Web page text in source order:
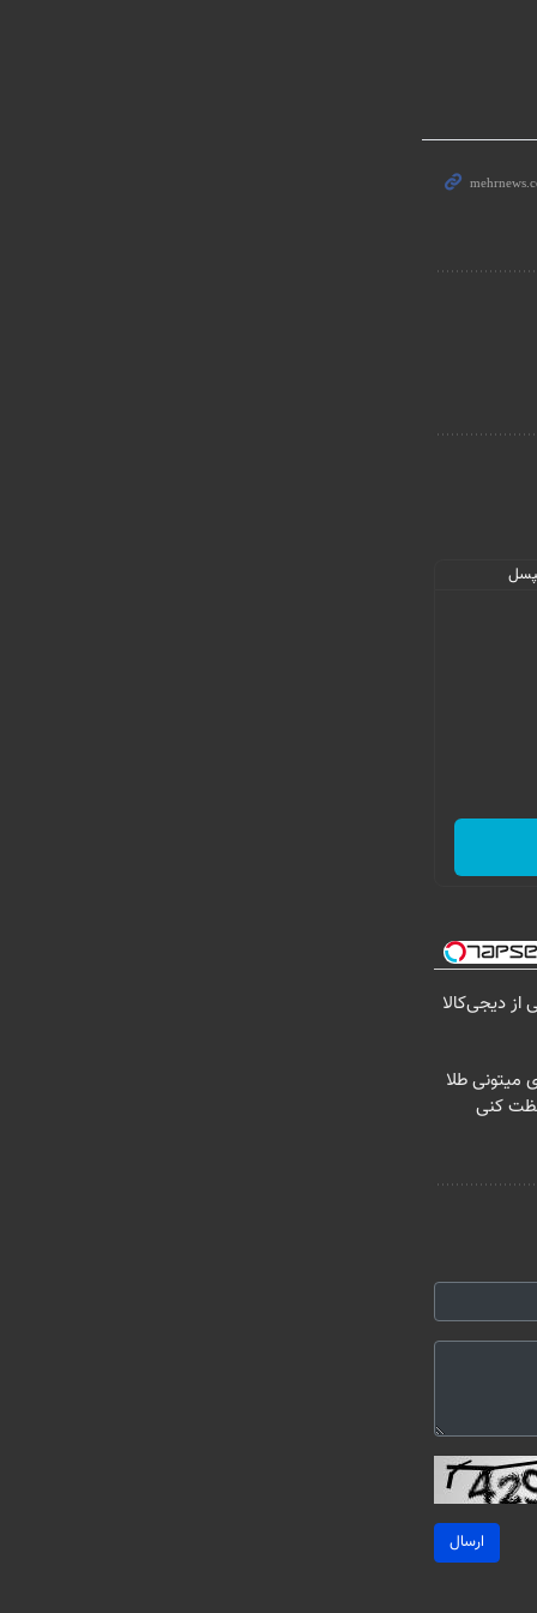
دیجی‌کالا
میتونی طلا
کنی
ارسال